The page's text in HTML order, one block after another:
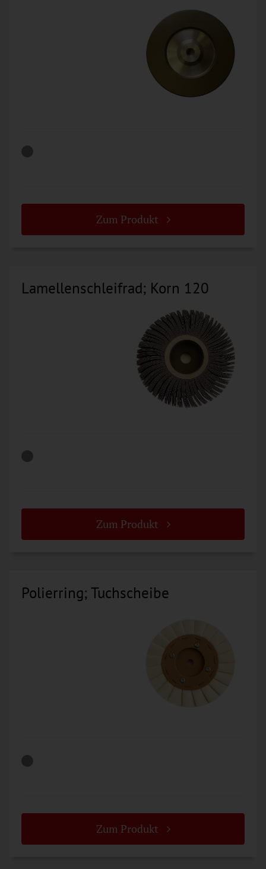
Zum Produkt
Lamellenschleifrad; Korn 120
Zum Produkt
Polierring; Tuchscheibe
Zum Produkt